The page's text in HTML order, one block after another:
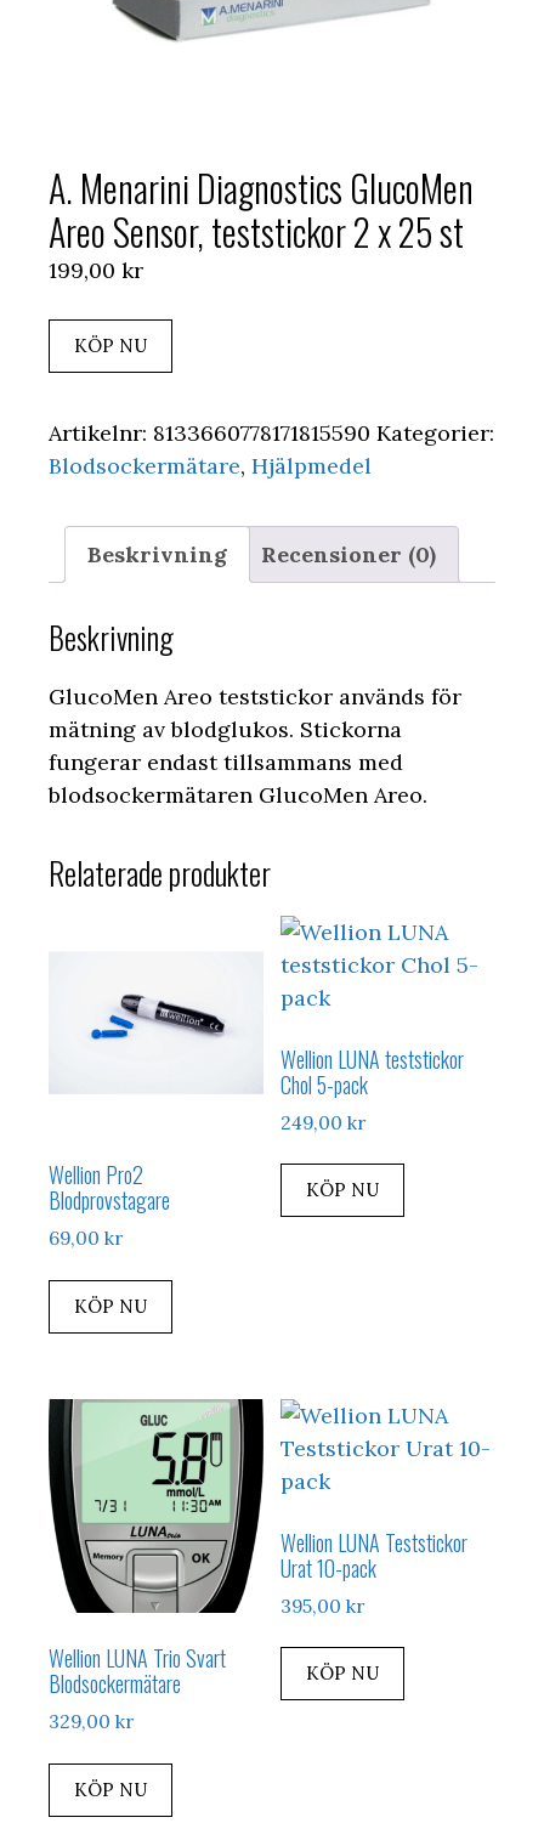
A. Menarini Diagnostics GlucoMen
Areo Sensor, teststickor 2 x 25 st
199,00 kr
KÖP NU
Artikelnr: 8133660778171815590 Kategorier:
Blodsockermätare, Hjälpmedel
Beskrivning Recensioner (0)
Beskrivning
GlucoMen Areo teststickor används för
mätning av blodglukos. Stickorna
fungerar endast tillsammans med
blodsockermätaren GlucoMen Areo.
Relaterade produkter
Wellion Pro2
Blodprovstagare
69,00 kr
KÖP NU
Wellion LUNA teststickor
Chol 5-pack
249,00kr
KÖP NU
Wellion LUNA Trio Svart
Blodsockermätare
329,00 kr
KÖP NU
Wellion LUNA Teststickor
Urat 10-pack
395,00kr
KÖP NU